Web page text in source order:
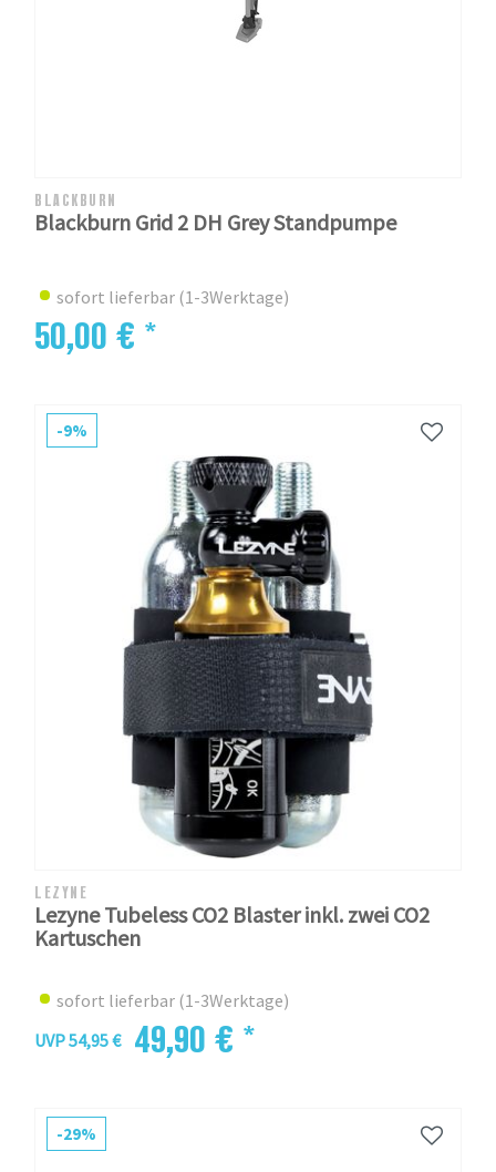
BLACKBURN
Blackburn Grid 2 DH Grey Standpumpe
sofort lieferbar (1-3Werktage)
50,00 € *
-9%
LEZYNE
Lezyne Tubeless CO2 Blaster inkl. zwei CO2
Kartuschen
sofort lieferbar (1-3Werktage)
UVP 54,95 €
49,90 € *
-29%